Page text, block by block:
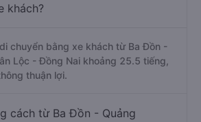
khách?
chuyển bằng xe khách từ Ba Đồn -
Lộc - Đồng Nai khoảng 25.5 tiếng,
thuận lợi.
cách từ Ba Đồn - Quảng